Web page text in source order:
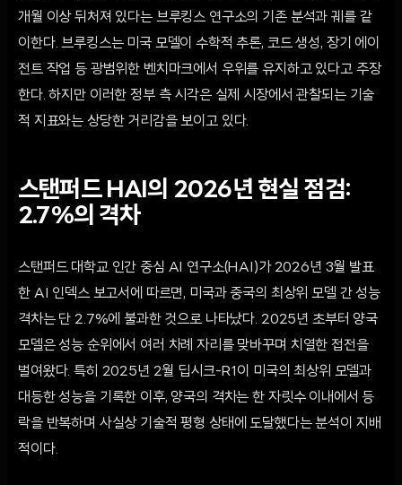
개월 이상 뒤처져 있다는 브루킹스 연구소의 기존 분석과 궤를 같
이한다. 브루킹스는 미국 모델이 수학적 추론, 코드 생성, 장기 에이
전트 작업 등 광범위한 벤치마크에서 우위를 유지하고 있다고 주장
한다. 하지만 이러한 정부 측 시각은 실제 시장에서 관찰되는 기술
적 지표와는 상당한 거리감을 보이고 있다.
스탠퍼드 HAI의 2026년 현실 점검:
2.7%의 격차
스탠퍼드 대학교 인간 중심 AI 연구소(HAI)가 2026년 3월 발표
한 AI 인덱스 보고서에 따르면, 미국과 중국의 최상위 모델 간 성능
격차는 단 2.7%에 불과한 것으로 나타났다. 2025년 초부터 양국
모델은 성능 순위에서 여러 차례 자리를 맞바꾸며 치열한 접전을
벌여왔다. 특히 2025년 2월 딥시크-R1이 미국의 최상위 모델과
대등한 성능을 기록한 이후, 양국의 격차는 한 자릿수 이내에서 등
락을 반복하며 사실상 기술적 평형 상태에 도달했다는 분석이 지배
적이다.